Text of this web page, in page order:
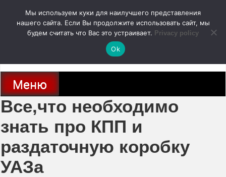
содержимому
autodoc24.ru
Новости про современные автомобили и не только, новинки зарубежного
и отечественного автопрома
Меню
Все,что необходимо
знать про КПП и
раздаточную коробку
УАЗа
Мы используем куки для наилучшего представления
нашего сайта. Если Вы продолжите использовать сайт, мы
будем считать что Вас это устраивает. Privacy policy
Ok